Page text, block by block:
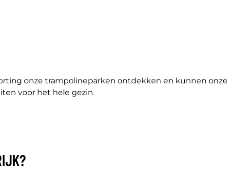
onze trampolineparken ontdekken en kunnen onze
voor het hele gezin.